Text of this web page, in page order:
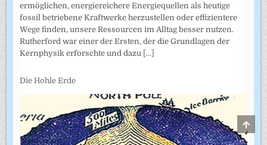
ermöglichen, energiereichere Energiequellen als heutige
fossil betriebene Kraftwerke herzustellen oder effizientere
Wege finden, unsere Ressourcen im Alltag besser nutzen.
Rutherford war einer der Ersten, der die Grundlagen der
Kernphysik erforschte und dazu [...]
Die Hohle Erde
TO
TOP